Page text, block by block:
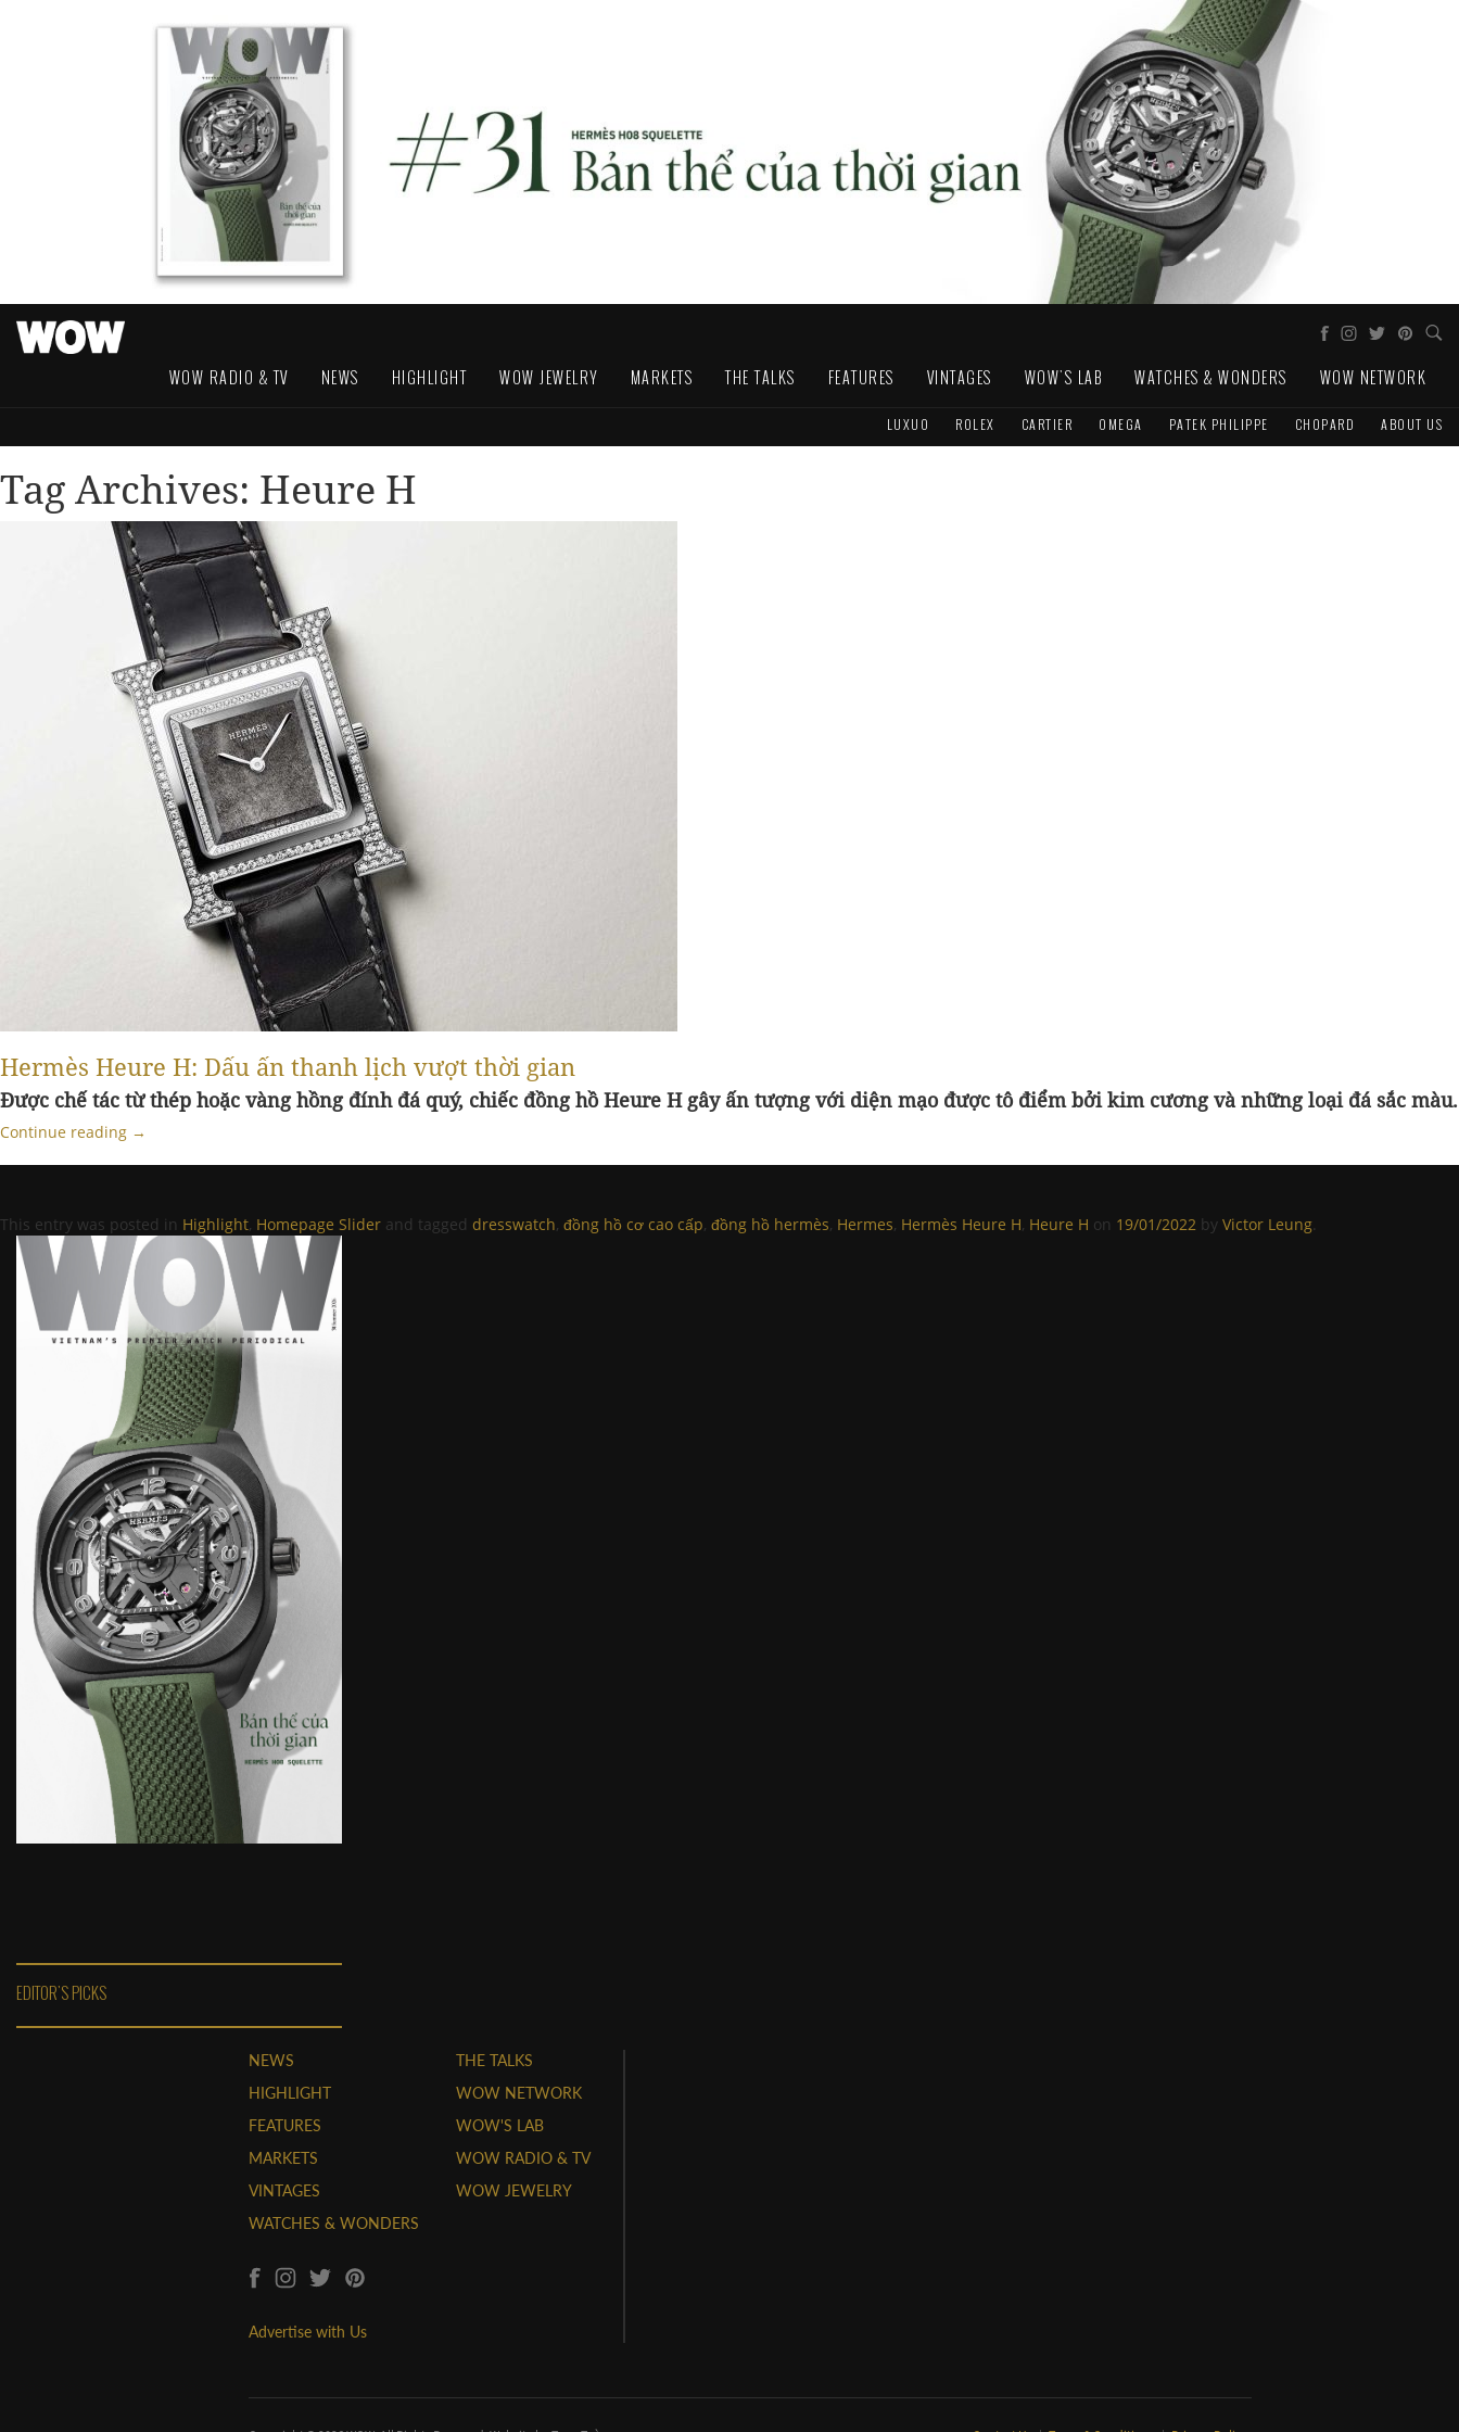
WOW RADIO & TV NEWS HIGHLIGHT WOW JEWELRY MARKETS THE TALKS FEATURES VINTAGES WOW'S LAB WATCHES & WONDERS WOW NETWORK
LUXUO ROLEX CARTIER OMEGA PATEK PHILIPPE CHOPARD ABOUT US
Tag Archives: Heure H
Hermès Heure H: Dấu ấn thanh lịch vượt thời gian
Được chế tác từ thép hoặc vàng hồng đính đá quý, chiếc đồng hồ Heure H gây ấn tượng với diện mạo được tô điểm bởi kim cương và những loại đá sắc màu.
Continue reading →
This entry was posted in Highlight, Homepage Slider and tagged dresswatch, đồng hồ cơ cao cấp, đồng hồ hermès, Hermes, Hermès Heure H, Heure H on 19/01/2022 by Victor Leung.
EDITOR'S PICKS
NEWS
HIGHLIGHT
FEATURES
MARKETS
VINTAGES
WATCHES & WONDERS
Advertise with Us
THE TALKS
WOW NETWORK
WOW'S LAB
WOW RADIO & TV
WOW JEWELRY